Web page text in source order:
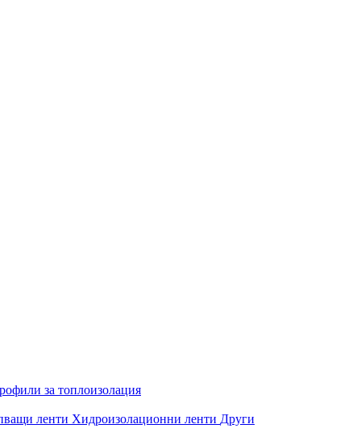
за топлоизолация
ленти Хидроизолационни ленти Други